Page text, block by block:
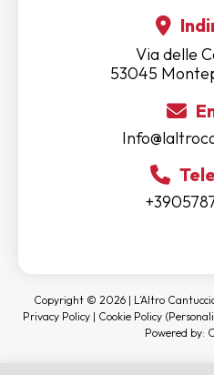
Via delle
53045
Copyright © 2026 | L’Altro
Privacy Policy| Cookie Policy
Powered by: